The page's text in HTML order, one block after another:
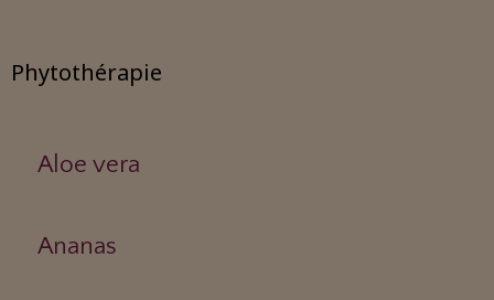
Phytothérapie
Aloe vera
Ananas